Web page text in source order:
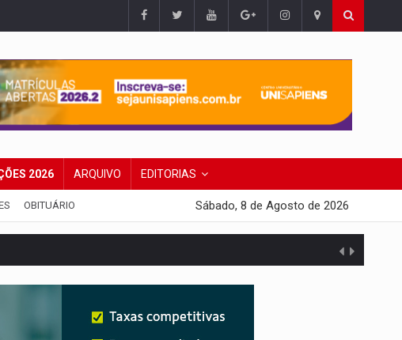
2026 ARQUIVO EDITORIAS
OBITUÁRIO Sábado, 8 de Agosto de 2026